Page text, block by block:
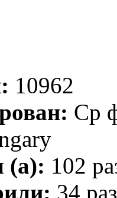
10962
Ср
(а): 102
34